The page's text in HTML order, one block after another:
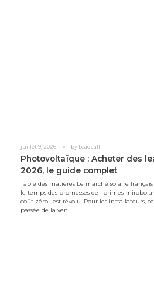
juillet 9, 2026 by Leadcall
Photovoltaïque : Acheter des
2026, le guide complet
Table des matières Le marché solaire
le temps des promesses de "primes
coût zéro" est révolu. Pour les installateurs,
passée de la ven ...